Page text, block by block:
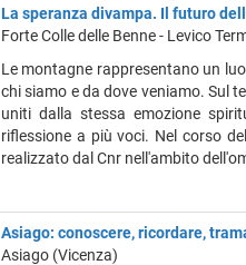
La speranza divampa. Il futuro
Forte Colle delle Benne - Levico
Le montagne rappresentano un
chi siamo e da dove veniamo. Sul
uniti dalla stessa emozione
riflessione a più voci. Nel corso
realizzato dal Cnr nell'ambito
Asiago: conoscere, ricordare,
Asiago (Vicenza)